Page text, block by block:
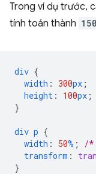
Trong ví dụ trước,
tính toán thành
div {
width : 300px ;
height : 100px ;
}
div p {
width : 50% ;
/*
transform :
}